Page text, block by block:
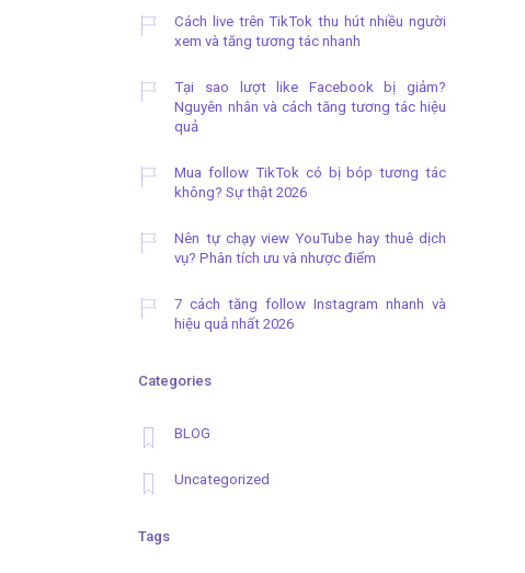
Cách live trên TikTok thu hút nhiều người
xem và tăng tương tác nhanh
Tại sao lượt like Facebook bị giảm?
Nguyên nhân và cách tăng tương tác hiệu
quả
Mua follow TikTok có bị bóp tương tác
không? Sự thật 2026
Nên tự chạy view YouTube hay thuê dịch
vụ? Phân tích ưu và nhược điểm
7 cách tăng follow Instagram nhanh và
hiệu quả nhất 2026
Categories
BLOG
Uncategorized
Tags